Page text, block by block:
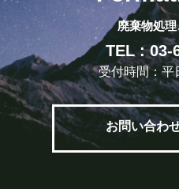
廃棄物処
TEL : 03-
受付時間：平
お問い合わ